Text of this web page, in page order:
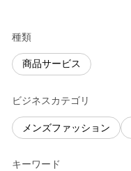
種類
商品サービス
ビジネスカテゴリ
メンズファッション
キーワード